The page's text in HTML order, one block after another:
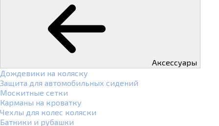
Аксессуары
Дождевики на коляску
Защита для автомобильных сидений
Москитные сетки
Карманы на кроватку
Чехлы для колес коляски
Батники и рубашки